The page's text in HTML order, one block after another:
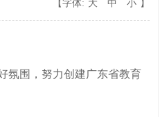
【字体: 大 中 小 】
氛围，努力创建广东省教育